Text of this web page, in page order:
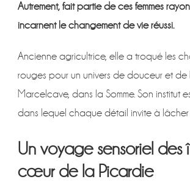
Autrement, fait partie de ces femmes
incarnent le changement de vie réussi.
Ancienne agricultrice, elle a troqué les
rouges pour un univers de douceur et de
Marcelcave, dans la Somme. Son institut
dans lequel chaque détail invite à lâcher
Un voyage sensoriel des
cœur de la Picardie